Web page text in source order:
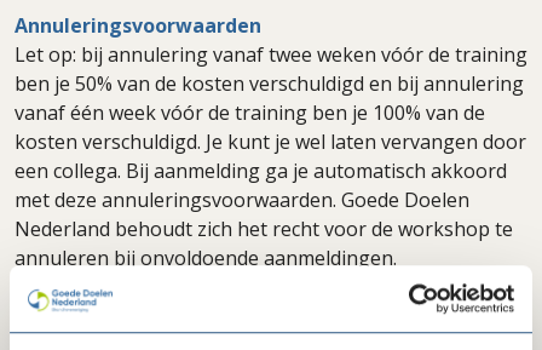
Annuleringsvoorwaarden
Let op: bij annulering vanaf twee weken vóór de training
ben je 50% van de kosten verschuldigd en bij annulering
vanaf één week vóór de training ben je 100% van de
kosten verschuldigd. Je kunt je wel laten vervangen door
een collega. Bij aanmelding ga je automatisch akkoord
met deze annuleringsvoorwaarden. Goede Doelen
Nederland behoudt zich het recht voor de workshop te
annuleren bij onvoldoende aanmeldingen.